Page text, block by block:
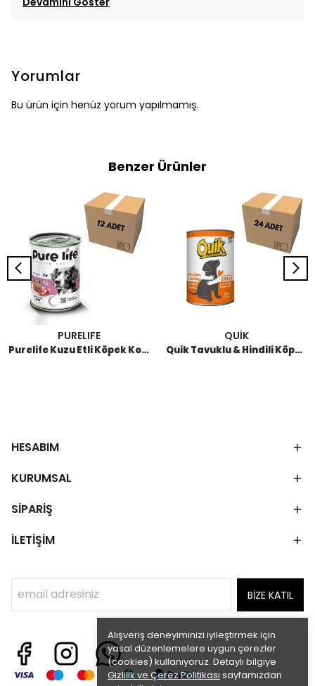
Alışveriş deneyiminizi iyileştirmek için
yasal düzenlemelere uygun çerezler
(cookies) kullanıyoruz. Detaylı bilgiye
Gizlilik ve Çerez Politikası sayfamızdan
Yorumlar
Bu ürün için henüz yorum yapılmamış.
Benzer Ürünler
PURELIFE
Purelife Kuzu Etli Köpek Konservesi 400 GR (12 Adet)
QUİK
Quik Tavuklu & Hindili Köpek Konserve 415 GR (24 Adet)
HESABIM
KURUMSAL
SİPARİŞ
İLETİŞİM
BİZE KATIL